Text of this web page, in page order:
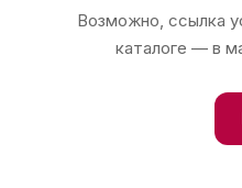
Возможно, ссылка
каталоге — в